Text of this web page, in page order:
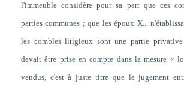
l'immeuble considère pour sa part que ces
parties communes ; que les époux X...
les combles litigieux sont une partie
devait être prise en compte dans la mesure «
vendus, c'est à juste titre que le jugement